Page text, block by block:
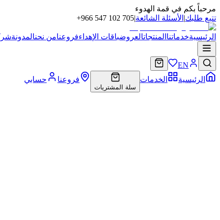
مرحباً بكم في قمة الهدوء
تتبع طلبك| الأسئلة الشائعة|
+966 547 102 705
الرئيسيةخدماتنا المنتجاتالعروضباقات الإهداءفروعنامن نحنالمدونة
EN
الرئيسية
الخدمات
سلة المشتريات
فروعنا حسابي